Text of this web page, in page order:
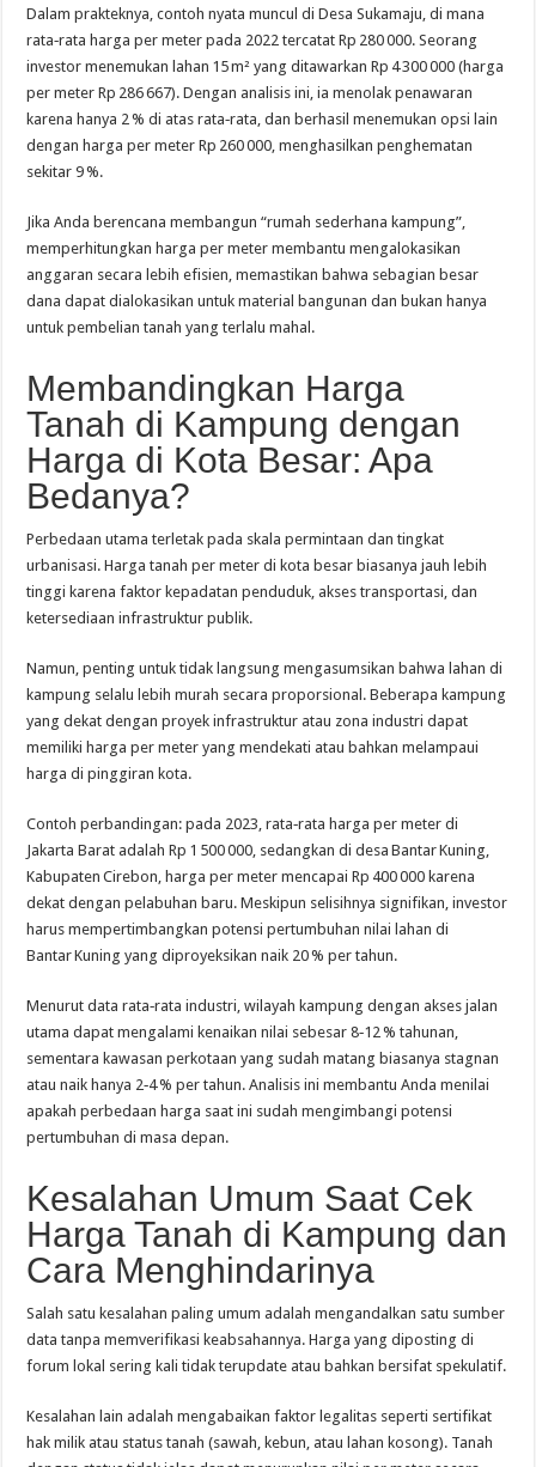
Dalam prakteknya, contoh nyata muncul di Desa Sukamaju, di mana
rata‑rata harga per meter pada 2022 tercatat Rp 280 000. Seorang
investor menemukan lahan 15 m² yang ditawarkan Rp 4 300 000 (harga
per meter Rp 286 667). Dengan analisis ini, ia menolak penawaran
karena hanya 2 % di atas rata‑rata, dan berhasil menemukan opsi lain
dengan harga per meter Rp 260 000, menghasilkan penghematan
sekitar 9 %.
Jika Anda berencana membangun “rumah sederhana kampung”,
memperhitungkan harga per meter membantu mengalokasikan
anggaran secara lebih efisien, memastikan bahwa sebagian besar
dana dapat dialokasikan untuk material bangunan dan bukan hanya
untuk pembelian tanah yang terlalu mahal.
Membandingkan Harga
Tanah di Kampung dengan
Harga di Kota Besar: Apa
Bedanya?
Perbedaan utama terletak pada skala permintaan dan tingkat
urbanisasi. Harga tanah per meter di kota besar biasanya jauh lebih
tinggi karena faktor kepadatan penduduk, akses transportasi, dan
ketersediaan infrastruktur publik.
Namun, penting untuk tidak langsung mengasumsikan bahwa lahan di
kampung selalu lebih murah secara proporsional. Beberapa kampung
yang dekat dengan proyek infrastruktur atau zona industri dapat
memiliki harga per meter yang mendekati atau bahkan melampaui
harga di pinggiran kota.
Contoh perbandingan: pada 2023, rata‑rata harga per meter di
Jakarta Barat adalah Rp 1 500 000, sedangkan di desa Bantar Kuning,
Kabupaten Cirebon, harga per meter mencapai Rp 400 000 karena
dekat dengan pelabuhan baru. Meskipun selisihnya signifikan, investor
harus mempertimbangkan potensi pertumbuhan nilai lahan di
Bantar Kuning yang diproyeksikan naik 20 % per tahun.
Menurut data rata‑rata industri, wilayah kampung dengan akses jalan
utama dapat mengalami kenaikan nilai sebesar 8‑12 % tahunan,
sementara kawasan perkotaan yang sudah matang biasanya stagnan
atau naik hanya 2‑4 % per tahun. Analisis ini membantu Anda menilai
apakah perbedaan harga saat ini sudah mengimbangi potensi
pertumbuhan di masa depan.
Kesalahan Umum Saat Cek
Harga Tanah di Kampung dan
Cara Menghindarinya
Salah satu kesalahan paling umum adalah mengandalkan satu sumber
data tanpa memverifikasi keabsahannya. Harga yang diposting di
forum lokal sering kali tidak terupdate atau bahkan bersifat spekulatif.
Kesalahan lain adalah mengabaikan faktor legalitas seperti sertifikat
hak milik atau status tanah (sawah, kebun, atau lahan kosong). Tanah